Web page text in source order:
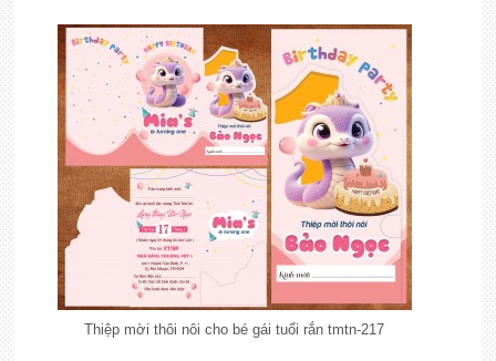
Thiệp mời thôi nôi cho bé gái tuổi rắn tmtn-217